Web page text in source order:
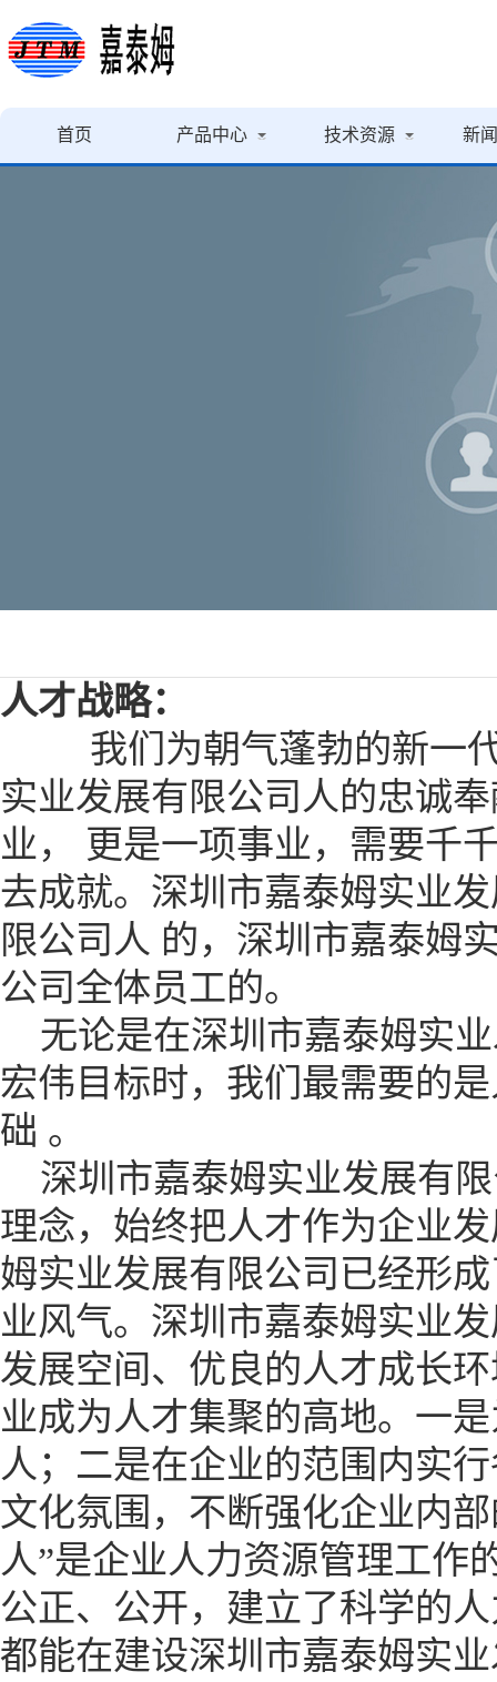
首页 产品中心 技术资源 新
人才战略：
我们为朝气蓬勃的新一代
实业发展有限公司人的忠诚
业， 更是一项事业，需要千
去成就。深圳市嘉泰姆实业
限公司人 的，深圳市嘉泰姆
公司全体员工的。
无论是在深圳市嘉泰姆实
宏伟目标时，我们最需要的
础 。
深圳市嘉泰姆实业发展有限
理念，始终把人才作为企业
姆实业发展有限公司已经形
业风气。深圳市嘉泰姆实业
发展空间、优良的人才成长
业成为人才集聚的高地。一
人；二是在企业的范围内实
文化氛围，不断强化企业内
人”是企业人力资源管理工作
公正、公开，建立了科学的
都能在建设深圳市嘉泰姆实